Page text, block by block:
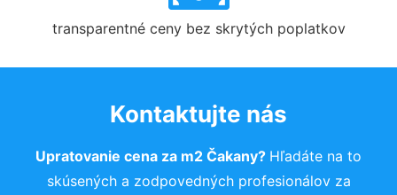
transparentné ceny bez skrytých poplatkov
Kontaktujte nás
Upratovanie cena za m2 Čakany? Hľadáte na to
skúsených a zodpovedných profesionálov za